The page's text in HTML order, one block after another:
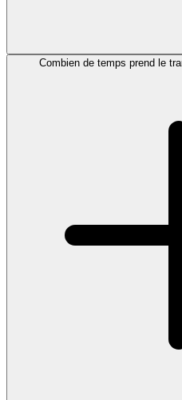
Combien de temps prend le